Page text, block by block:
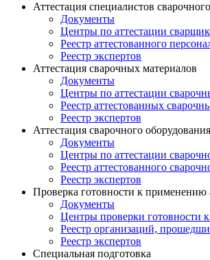
Аттестация специалистов
Документы
Центры по аттестации
Реестр аттестованного
Реестр экспертов
Аттестация сварочных материалов
Документы
Центры по аттестации
Реестр аттестованных
Реестр экспертов
Аттестация сварочного оборудования
Документы
Центры по аттестации
Реестр аттестованного
Реестр экспертов
Проверка готовности к применению
Документы
Центры проверки готовности
Реестр организаций,
Реестр экспертов
Специальная подготовка